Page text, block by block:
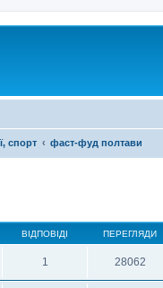
спорт фаст-фуд полтави
ВІДПОВІДІ ПЕРЕГЛЯДИ
1 28062